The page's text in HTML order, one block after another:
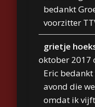
bedankt
voorzitter
grietje
oktober 2017
Eric
avond die
omdat ik